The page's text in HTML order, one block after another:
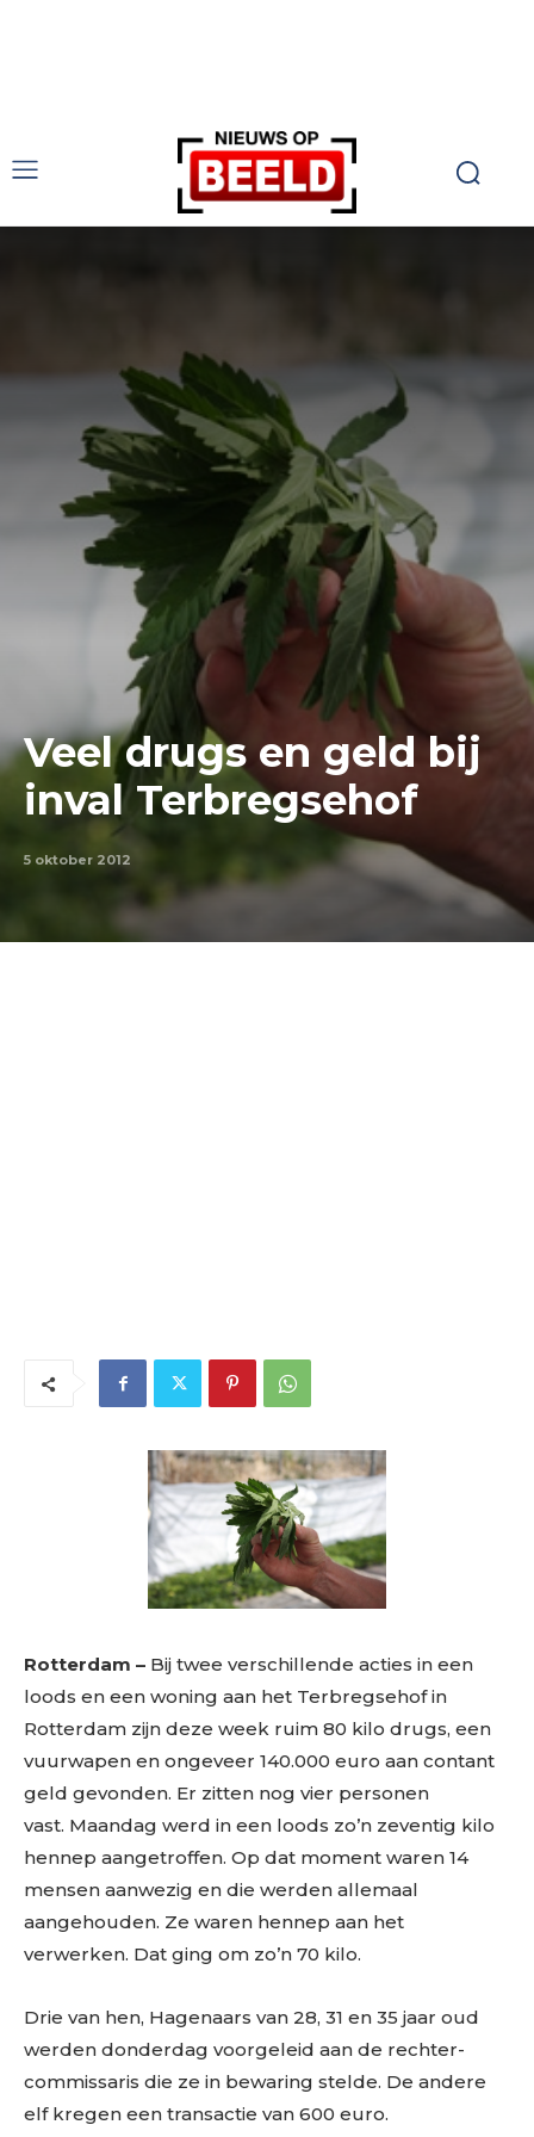
Veel drugs en geld bij
inval Terbregsehof
5 oktober 2012
Rotterdam – Bij twee verschillende acties in een
loods en een woning aan het Terbregsehof in
Rotterdam zijn deze week ruim 80 kilo drugs, een
vuurwapen en ongeveer 140.000 euro aan contant
geld gevonden. Er zitten nog vier personen
vast. Maandag werd in een loods zo’n zeventig kilo
hennep aangetroffen. Op dat moment waren 14
mensen aanwezig en die werden allemaal
aangehouden. Ze waren hennep aan het
verwerken. Dat ging om zo’n 70 kilo.
Drie van hen, Hagenaars van 28, 31 en 35 jaar oud
werden donderdag voorgeleid aan de rechter-
commissaris die ze in bewaring stelde. De andere
elf kregen een transactie van 600 euro.